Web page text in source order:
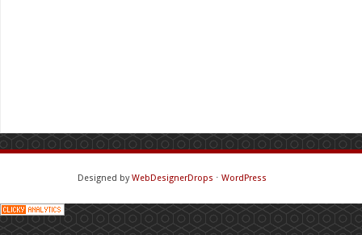
Designed byWebDesignerDrops ⋅ WordPress